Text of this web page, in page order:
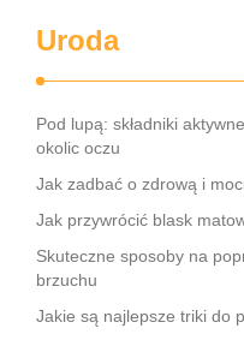
Uroda
Pod lupą: składniki
okolic oczu
Jak zadbać o zdrową i
Jak przywrócić blask
Skuteczne sposoby na
brzuchu
Jakie są najlepsze triki do